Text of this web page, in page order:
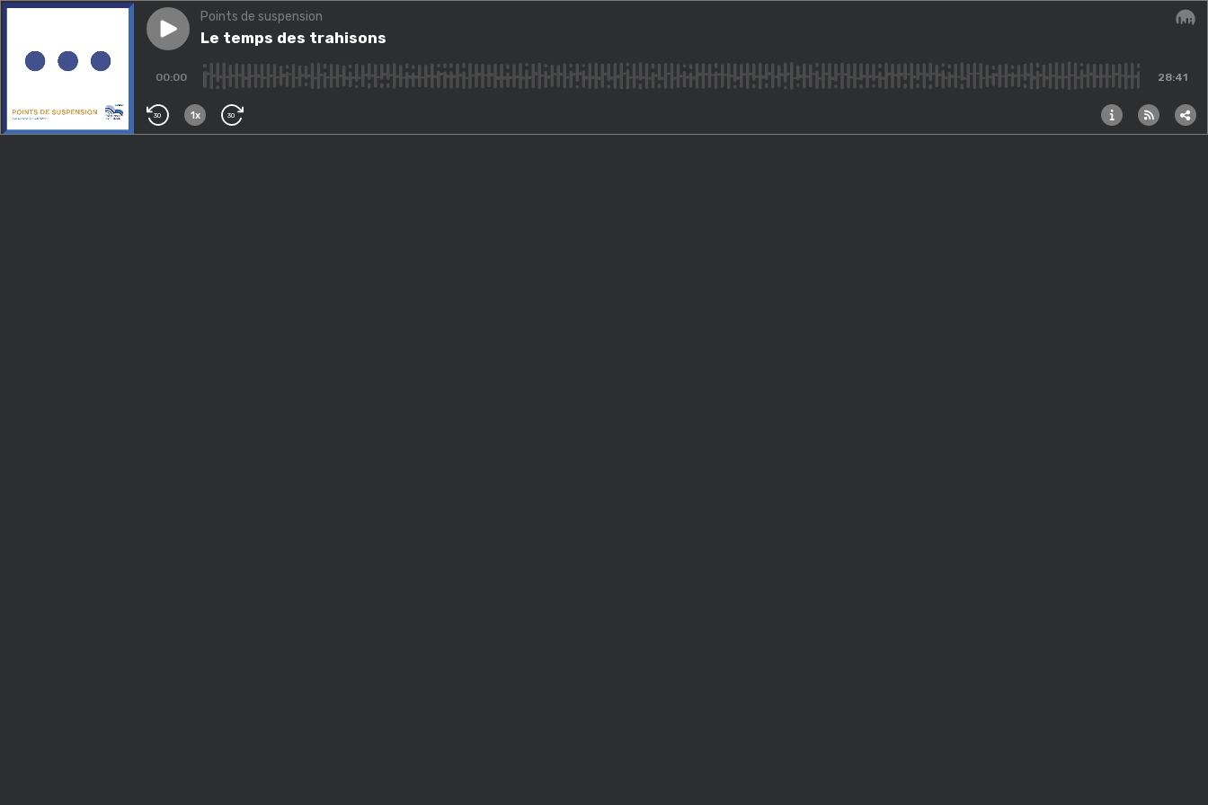
Play episodeLe temps des trahisons
Points de suspension
Le temps des trahisons
00:00 28:41
30 1x 30